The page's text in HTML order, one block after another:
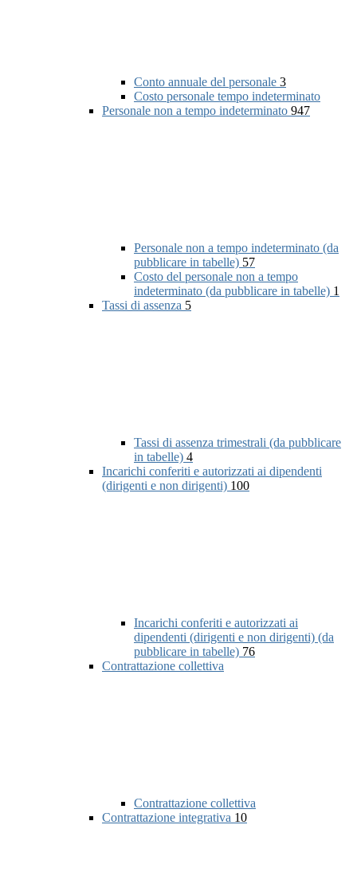
Conto annuale del personale 3
Costo personale tempo indeterminato
Personale non a tempo indeterminato 947
Personale non a tempo indeterminato (da
pubblicare in tabelle) 57
Costo del personale non a tempo
indeterminato (da pubblicare in tabelle) 1
Tassi di assenza 5
Tassi di assenza trimestrali (da pubblicare
in tabelle) 4
Incarichi conferiti e autorizzati ai dipendenti
(dirigenti e non dirigenti) 100
Incarichi conferiti e autorizzati ai
dipendenti (dirigenti e non dirigenti) (da
pubblicare in tabelle) 76
Contrattazione collettiva
Contrattazione collettiva
Contrattazione integrativa 10